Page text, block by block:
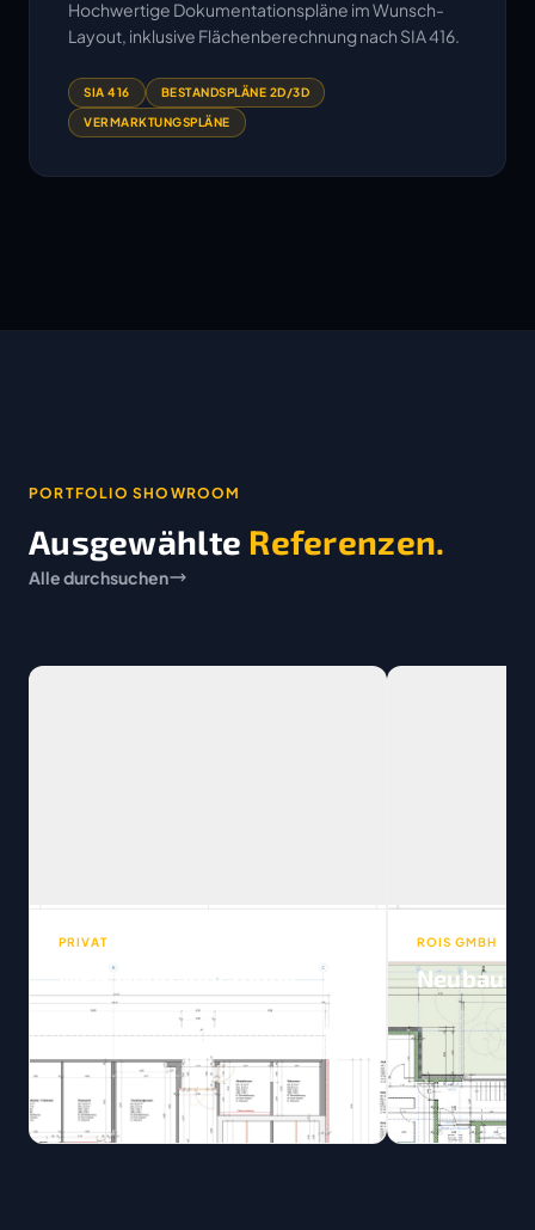
Hochwertige Dokumentationspläne im Wunsch-
Layout, inklusive Flächenberechnung nach SIA 416.
SIA 416 BESTANDSPLÄNE 2D/3D
VERMARKTUNGSPLÄNE
PORTFOLIO SHOWROOM
Ausgewählte Referenzen.
Alle durchsuchen
PRIVAT
MFH Neubauplanung
ROIS GMBH
Neubau